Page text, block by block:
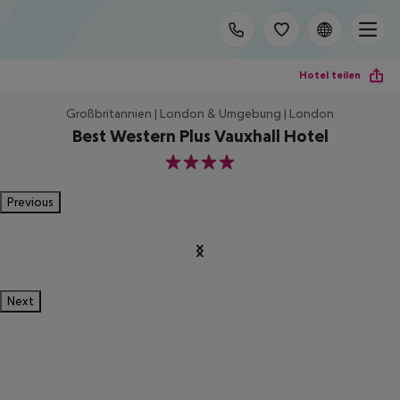
Hotel teilen
Großbritannien | London & Umgebung | London
Best Western Plus Vauxhall Hotel
4
Previous
Next